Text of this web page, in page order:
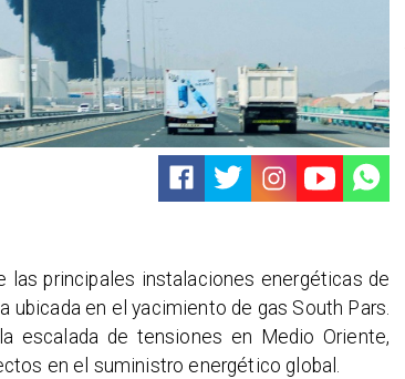
las principales instalaciones energéticas de
ubicada en el yacimiento de gas South Pars.
escalada de tensiones en Medio Oriente,
en el suministro energético global.